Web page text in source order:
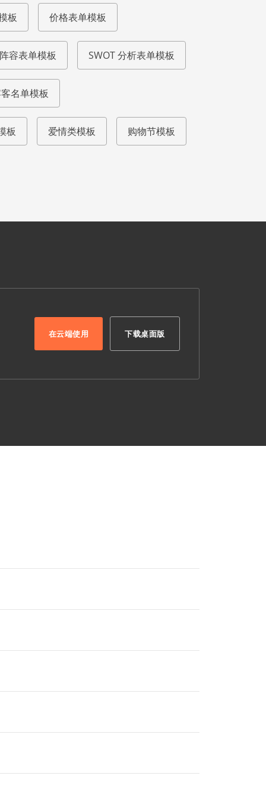
板 价格表单模板
容表单模板 SWOT 分析表单模板
名单模板
板 爱情类模板 购物节模板
在云端使用 下载桌面版